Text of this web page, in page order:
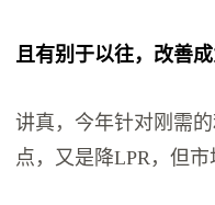
且有别于以往，改善成
讲真，今年针对刚需
点，又是降LPR，但市